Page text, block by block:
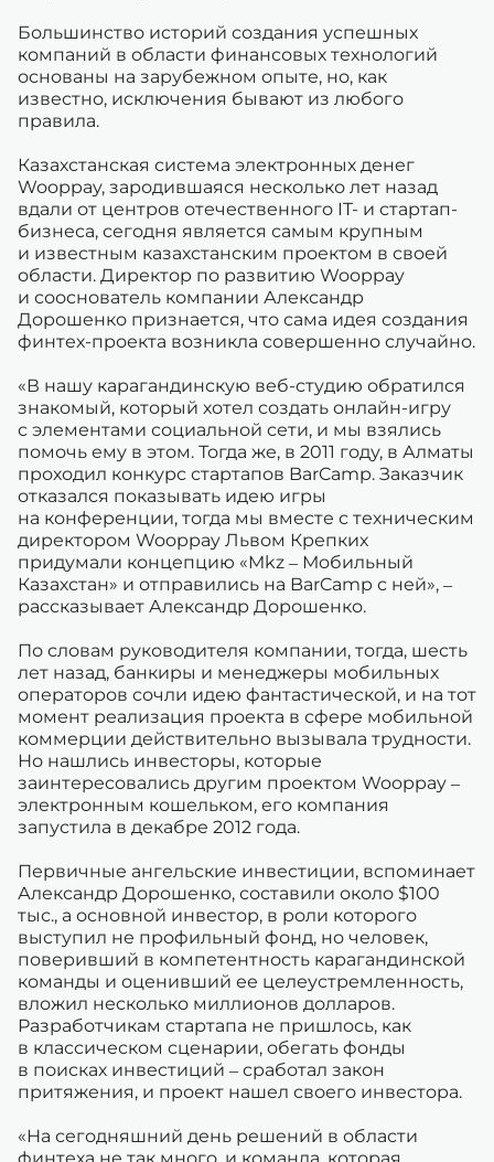
Большинство историй создания успешных
компаний в области финансовых технологий
основаны на зарубежном опыте, но, как
известно, исключения бывают из любого
правила.
Казахстанская система электронных денег
Wooppay, зародившаяся несколько лет назад
вдали от центров отечественного IT- и стартап-
бизнеса, сегодня является самым крупным
и известным казахстанским проектом в своей
области. Директор по развитию Wooppay
и сооснователь компании Александр
Дорошенко признается, что сама идея создания
финтех-проекта возникла совершенно случайно.
«В нашу карагандинскую веб-студию обратился
знакомый, который хотел создать онлайн-игру
с элементами социальной сети, и мы взялись
помочь ему в этом. Тогда же, в 2011 году, в Алматы
проходил конкурс стартапов BarCamp. Заказчик
отказался показывать идею игры
на конференции, тогда мы вместе с техническим
директором Wooppay Львом Крепких
придумали концепцию «Mkz – Мобильный
Казахстан» и отправились на BarCamp с ней», –
рассказывает Александр Дорошенко.
По словам руководителя компании, тогда, шесть
лет назад, банкиры и менеджеры мобильных
операторов сочли идею фантастической, и на тот
момент реализация проекта в сфере мобильной
коммерции действительно вызывала трудности.
Но нашлись инвесторы, которые
заинтересовались другим проектом Wooppay –
электронным кошельком, его компания
запустила в декабре 2012 года.
Первичные ангельские инвестиции, вспоминает
Александр Дорошенко, составили около $100
тыс., а основной инвестор, в роли которого
выступил не профильный фонд, но человек,
поверивший в компетентность карагандинской
команды и оценивший ее целеустремленность,
вложил несколько миллионов долларов.
Разработчикам стартапа не пришлось, как
в классическом сценарии, обегать фонды
в поисках инвестиций – сработал закон
притяжения, и проект нашел своего инвестора.
«На сегодняшний день решений в области
финтеха не так много, и команда, которая